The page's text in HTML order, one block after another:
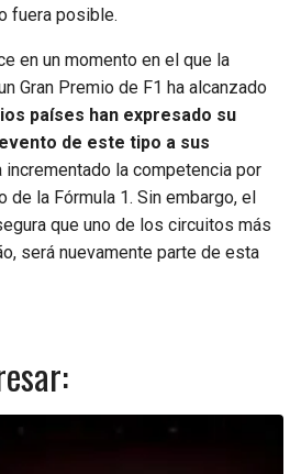
fuera posible.
en un momento en el que la
Gran Premio de F1 ha alcanzado
países han expresado su
de este tipo a sus
incrementado la competencia por
de la Fórmula 1. Sin embargo, el
que uno de los circuitos más
será nuevamente parte de esta